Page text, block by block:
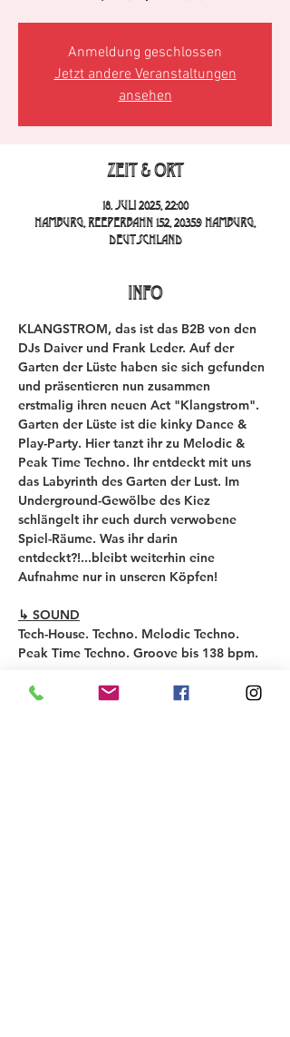
Anmeldung geschlossen
Jetzt andere Veranstaltungen
ansehen
Zeit & Ort
18. Juli 2025, 22:00
Hamburg, Reeperbahn 152, 20359 Hamburg,
Deutschland
INFO
KLANGSTROM, das ist das B2B von den
DJs Daiver und Frank Leder. Auf der
Garten der Lüste haben sie sich gefunden
und präsentieren nun zusammen
erstmalig ihren neuen Act "Klangstrom".
Garten der Lüste ist die kinky Dance &
Play-Party. Hier tanzt ihr zu Melodic &
Peak Time Techno. Ihr entdeckt mit uns
das Labyrinth des Garten der Lust. Im
Underground-Gewölbe des Kiez
schlängelt ihr euch durch verwobene
Spiel-Räume. Was ihr darin
entdeckt?!...bleibt weiterhin eine
Aufnahme nur in unseren Köpfen!
↳ SOUND
Tech-House. Techno. Melodic Techno.
Peak Time Techno. Groove bis 138 bpm.
↳ MUSIC-ARTISTS